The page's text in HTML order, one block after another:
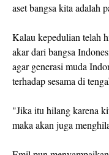
aset bangsa kita adalah
Kalau kepedulian telah
akar dari bangsa
agar generasi muda
terhadap sesama di
"Jika itu hilang karena
maka akan juga